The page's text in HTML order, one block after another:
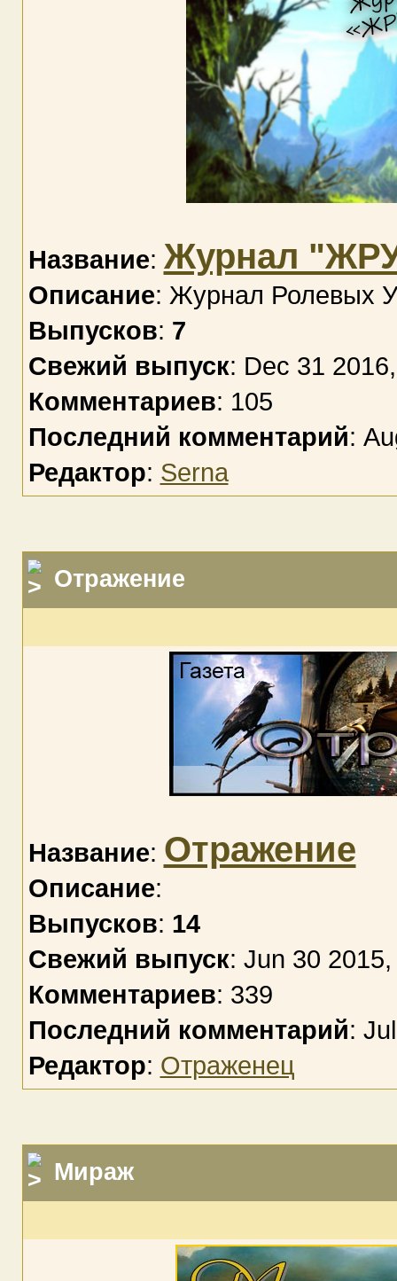
Название: Журнал
Описание: Журнал Ролевых
Выпусков: 7
Свежий выпуск: Dec 31
Комментариев: 105
Последний комментарий:
Редактор: Serna
Отражение
Название: Отражение
Описание:
Выпусков: 14
Свежий выпуск: Jun 30
Комментариев: 339
Последний комментарий:
Редактор: Отраженец
Мираж